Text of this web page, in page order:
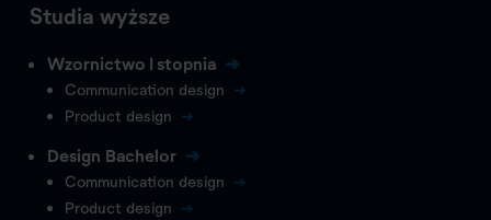
Studia wyższe
Wzornictwo I stopnia
Communication design
Product design
Design Bachelor
Communication design
Product design